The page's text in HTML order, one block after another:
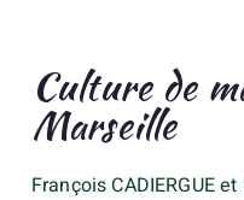
Culture de
Marseille
François CADIERGUE